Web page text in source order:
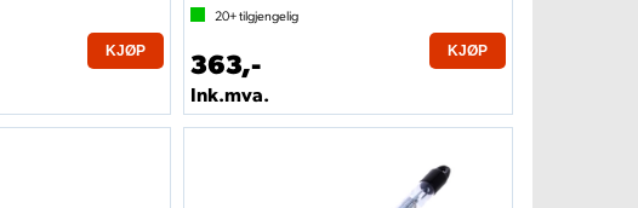
KJØP
20+tilgjengelig
363,-
Ink.mva.
KJØP